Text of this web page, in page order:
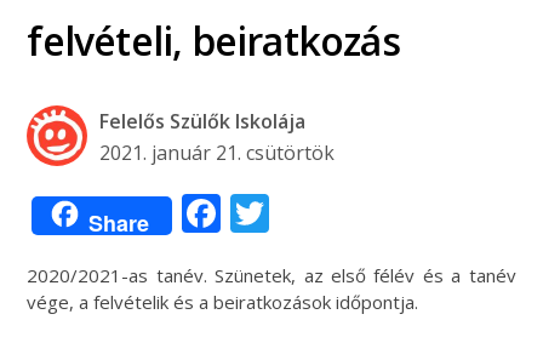
felvételi, beiratkozás
Felelős Szülők Iskolája
2021. január 21. csütörtök
Share Facebook
2020/2021-as tanév. Szünetek, az első félév és a tanév
vége, a felvételik és a beiratkozások időpontja.